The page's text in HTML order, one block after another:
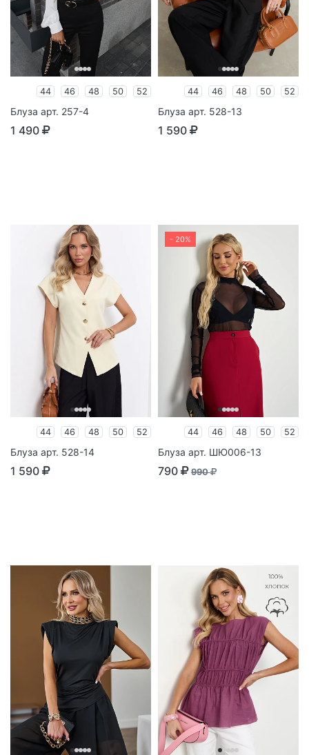
44 46 48 50 52
Блуза арт. 257-4
1 490
44 46 48 50 52
Блуза арт. 528-13
1 590
44 46 48 50 52
Блуза арт. 528-14
1 590
- 20%
44 46 48 50 52
Блуза арт. ШЮ006-13
790 990